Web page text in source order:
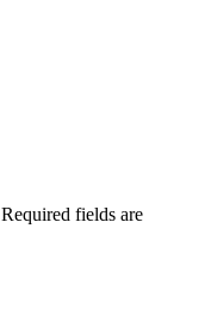
Required fields are